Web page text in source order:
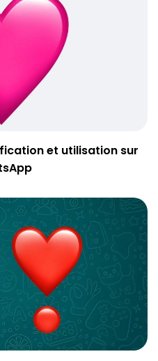
et utilisation sur